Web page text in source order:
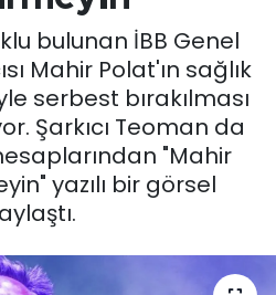
bulunan İBB Genel
Mahir Polat'ın sağlık
serbest bırakılması
Şarkıcı Teoman da
"Mahir
yazılı bir görsel